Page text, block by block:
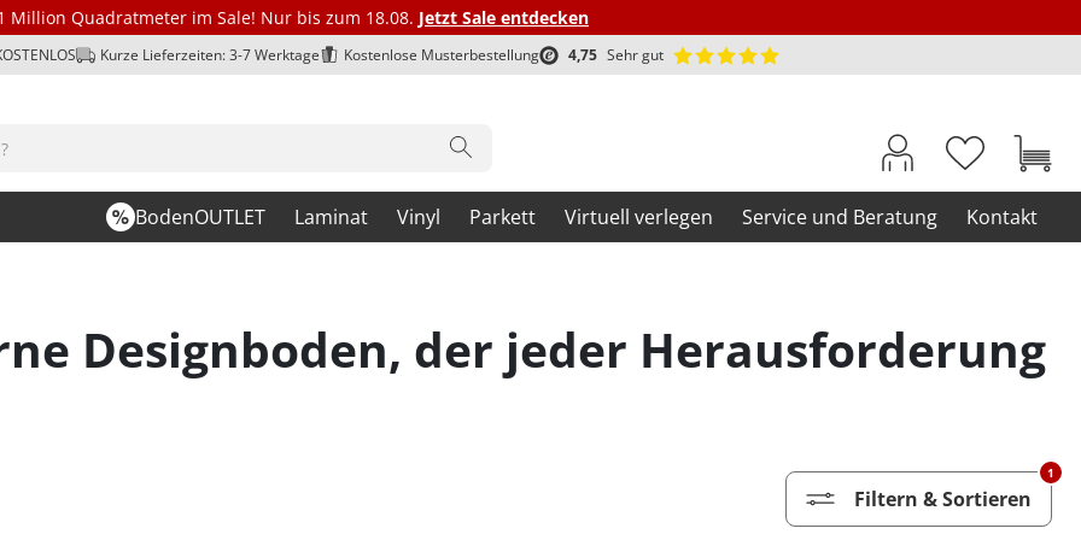
Million Quadratmeter im Sale! Nur bis zum 18.08. Jetzt Sale entdecken
Kurze Lieferzeiten: 3-7 Werktage Kostenlose Musterbestellung 4,75 Sehr gut
BodenOUTLET Laminat Vinyl Parkett Virtuell verlegen Service und Beratung Kontakt
Designboden, der jeder Herausforderung
Filtern & Sortieren
1